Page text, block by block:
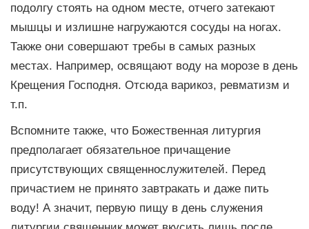
подолгу стоять на одном месте, отчего затекают
мышцы и излишне нагружаются сосуды на ногах.
Также они совершают требы в самых разных
местах. Например, освящают воду на морозе в день
Крещения Господня. Отсюда варикоз, ревматизм и
т.п.
Вспомните также, что Божественная литургия
предполагает обязательное причащение
присутствующих священнослужителей. Перед
причастием не принято завтракать и даже пить
воду! А значит, первую пищу в день служения